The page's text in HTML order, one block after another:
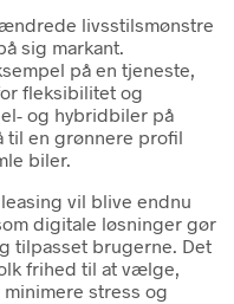
livsstilsmønstre
sig markant.
på en tjeneste,
fleksibilitet og
og hybridbiler på
til en grønnere profil
biler.
vil blive endnu
digitale løsninger gør
tilpasset brugerne. Det
frihed til at vælge,
stress og